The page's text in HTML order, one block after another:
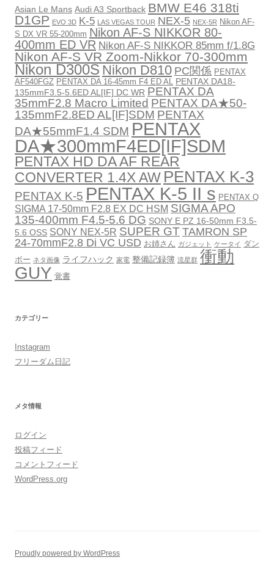
Asian Le Mans Audi A3 Sportback BMW E46 318ti
D1GP EVO 3D K-5 LAS VEGAS TOUR NEX-5 NEX-5R Nikon AF-
S DX VR 55-200mm Nikon AF-S NIKKOR 80-
400mm ED VR Nikon AF-S NIKKOR 85mm f/1.8G
Nikon AF-S VR Zoom-Nikkor 70-300mm
Nikon D300S Nikon D810 PC関係 PENTAX
AF540FGZ PENTAX DA 16-45mm F4 ED AL PENTAX DA18-
135mmF3.5-5.6ED AL[IF] DC WR PENTAX DA
35mmF2.8 Macro Limited PENTAX DA★50-
135mmF2.8ED AL[IF]SDM PENTAX
DA★55mmF1.4 SDM PENTAX
DA★300mmF4ED[IF]SDM
PENTAX HD DA AF REAR
CONVERTER 1.4X AW PENTAX K-3
PENTAX K-5 PENTAX K-5 II s PENTAX Q
SIGMA 17-50mm F2.8 EX DC HSM SIGMA APO
135-400mm F4.5-5.6 DG SONY E PZ 16-50mm F3.5-
5.6 OSS SONY NEX-5R SUPER GTTAMRON SP
24-70mmF2.8 Di VC USD お姉さん ガジェット ケータイ ダン
ボー ネタ画像 ライフハック 家電 整備記録簿 流星群 衝動
GUY 覚書
カテゴリー
Instagram
フリーダム日記
メタ情報
ログイン
投稿フィード
コメントフィード
WordPress.org
Proudly powered by WordPress